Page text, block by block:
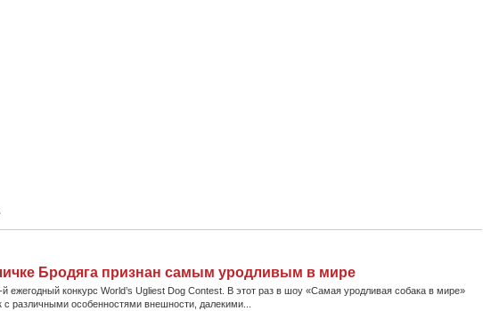
Бродяга признан самым уродливым в мире
ежегодный конкурс World’s Ugliest Dog Contest. В этот раз в шоу «Самая уродливая собака в мире»
с различными особенностями внешности, далекими...